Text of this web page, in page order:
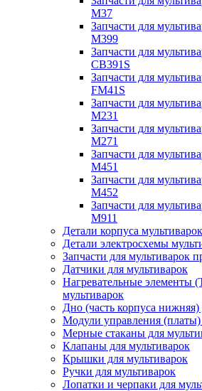
M37
Запчасти для
M399
Запчасти для
CB391S
Запчасти для
FM41S
Запчасти для
M231
Запчасти для
M271
Запчасти для
M451
Запчасти для
M452
Запчасти для
M911
Детали корпуса мультиварок
Детали электросхемы
Запчасти для мультиварок
Датчики для мультиварок
Нагревательные элементы
мультиварок
Дно (часть корпуса нижняя)
Модули управления (платы)
Мерные стаканы для
Клапаны для мультиварок
Крышки для мультиварок
Ручки для мультиварок
Лопатки и черпаки для